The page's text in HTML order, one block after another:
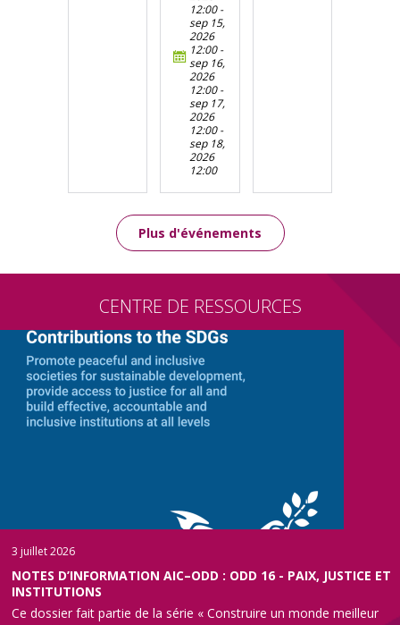
12:00-
sep 15,
2026
12:00-
sep 16,
2026
12:00-
sep 17,
2026
12:00-
sep 18,
2026
12:00
Plus d'événements
CENTRE DE RESSOURCES
3 juillet 2026
NOTES D’INFORMATION AIC–ODD : ODD 16 - PAIX, JUSTICE ET
INSTITUTIONS
Ce dossier fait partie de la série « Construire un monde meilleur